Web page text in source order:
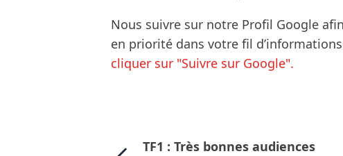
Nous suivre sur notre Profil Google
en priorité dans votre fil
cliquer sur "Suivre sur Google".
TF1 : Très bonnes audiences